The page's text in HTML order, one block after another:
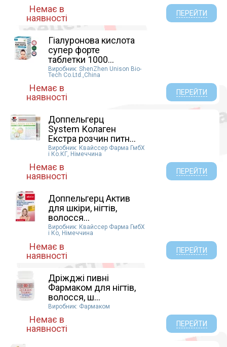
Немає в
наявності
ПЕРЕЙТИ
Гіалуронова кислота
супер форте
таблетки 1000...
Виробник: ShenZhen Unison Bio-
Tech Co.Ltd.,China
Немає в
наявності
ПЕРЕЙТИ
Доппельгерц
System Колаген
Екстра розчин питн...
Виробник: Квайссер Фарма ГмбХ
і Ко.КГ, Німеччина
Немає в
наявності
ПЕРЕЙТИ
Доппельгерц Актив
для шкіри, нігтів,
волосся...
Виробник: Квайссер Фарма ГмбХ
і Ко, Німеччина
Немає в
наявності
ПЕРЕЙТИ
Дріжджі пивні
Фармаком для нігтів,
волосся, ш...
Виробник: Фармаком
Немає в
наявності
ПЕРЕЙТИ